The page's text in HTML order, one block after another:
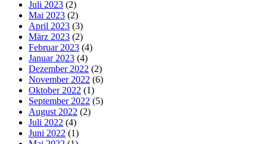
Juli 2023 (2)
Mai 2023 (2)
April 2023 (3)
März 2023 (2)
Februar 2023 (4)
Januar 2023 (4)
Dezember 2022 (2)
November 2022 (6)
Oktober 2022 (1)
September 2022 (5)
August 2022 (2)
Juli 2022 (4)
Juni 2022 (1)